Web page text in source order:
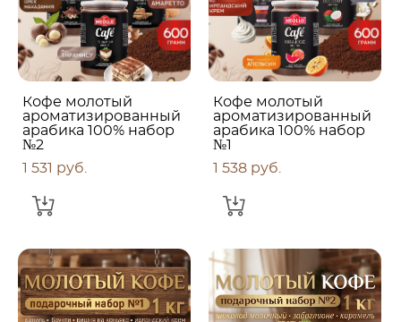
Кофе молотый
ароматизированный
арабика 100% набор
№2
1 531 pуб.
Кофе молотый
ароматизированный
арабика 100% набор
№1
1 538 pуб.